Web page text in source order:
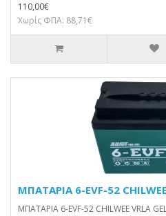
110,00€
Χωρίς ΦΠΑ: 88,71€
ΜΠΑΤΑΡΙΑ 6-EVF-52
ΜΠΑΤΑΡΙΑ 6-EVF-52 CHILWEE VRLA